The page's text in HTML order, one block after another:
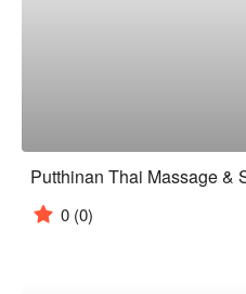
0 (0)